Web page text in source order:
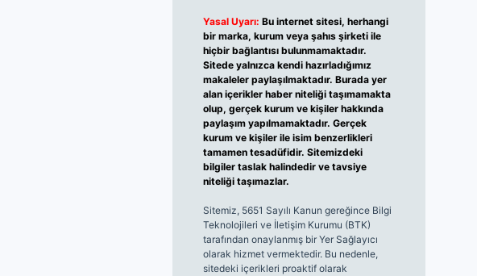
Yasal Uyarı: Bu internet sitesi, herhangi
bir marka, kurum veya şahıs şirketi ile
hiçbir bağlantısı bulunmamaktadır.
Sitede yalnızca kendi hazırladığımız
makaleler paylaşılmaktadır. Burada yer
alan içerikler haber niteliği taşımamakta
olup, gerçek kurum ve kişiler hakkında
paylaşım yapılmamaktadır. Gerçek
kurum ve kişiler ile isim benzerlikleri
tamamen tesadüfidir. Sitemizdeki
bilgiler taslak halindedir ve tavsiye
niteliği taşımazlar.
Sitemiz, 5651 Sayılı Kanun gereğince Bilgi
Teknolojileri ve İletişim Kurumu (BTK)
tarafından onaylanmış bir Yer Sağlayıcı
olarak hizmet vermektedir. Bu nedenle,
sitedeki içerikleri proaktif olarak